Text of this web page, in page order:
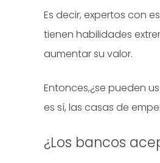
Es decir, expertos con
tienen habilidades
aumentar su valor.
Entonces,¿se pueden
es sí, las casas de
¿Los bancos